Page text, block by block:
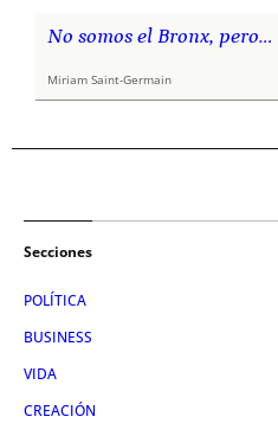
No somos el Bronx, pero…
Miriam Saint-Germain
Secciones
POLÍTICA
BUSINESS
VIDA
CREACIÓN